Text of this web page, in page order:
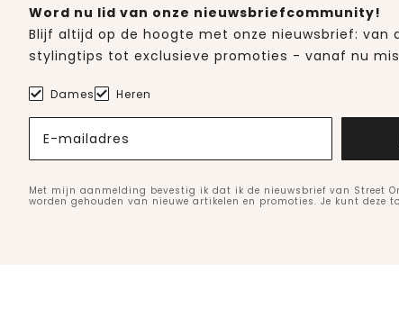
Word nu lid van onze nieuwsbriefcommunity!
Blijf altijd op de hoogte met onze nieuwsbrief: van
stylingtips tot exclusieve promoties - vanaf nu
Dames Heren
E-mailadres
Met mijn aanmelding bevestig ik dat ik de nieuwsbrief van Street
worden gehouden van nieuwe artikelen en promoties. Je kunt deze